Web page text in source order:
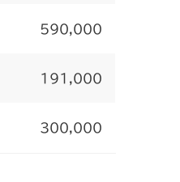
590,000
191,000
300,000